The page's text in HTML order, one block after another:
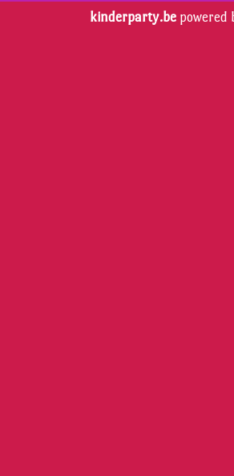
kinderparty.be powered